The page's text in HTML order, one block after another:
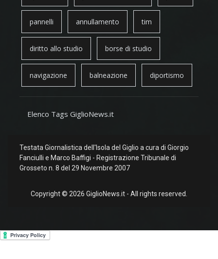
pannelli annullamento tim
diritto allo studio borse di studio
navigazione balneazione diportismo
Elenco Tags GiglioNews.it
Testata Giornalistica dell'Isola del Giglio a cura di Giorgio
Fanciulli e Marco Baffigi - Registrazione Tribunale di
Grosseto n. 8 del 29 Novembre 2007
Copyright © 2026 GiglioNews.it - All rights reserved.